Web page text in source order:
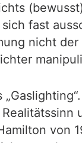
fast
nicht
von